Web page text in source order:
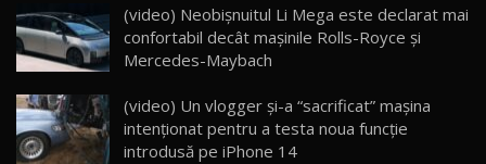
24
Van Electric Testat în Moldova / AutoBlog.MD
26:38
25
mai Exclusiv și Puternic Defender Testat în
Moldova
32:21
(video) Neobișnuitul Li Mega este declarat mai
confortabil decât mașinile Rolls-Royce și
Mercedes-Maybach
(video) Un vlogger şi-a “sacrificat” maşina
intenţionat pentru a testa noua funcţie
introdusă pe iPhone 14